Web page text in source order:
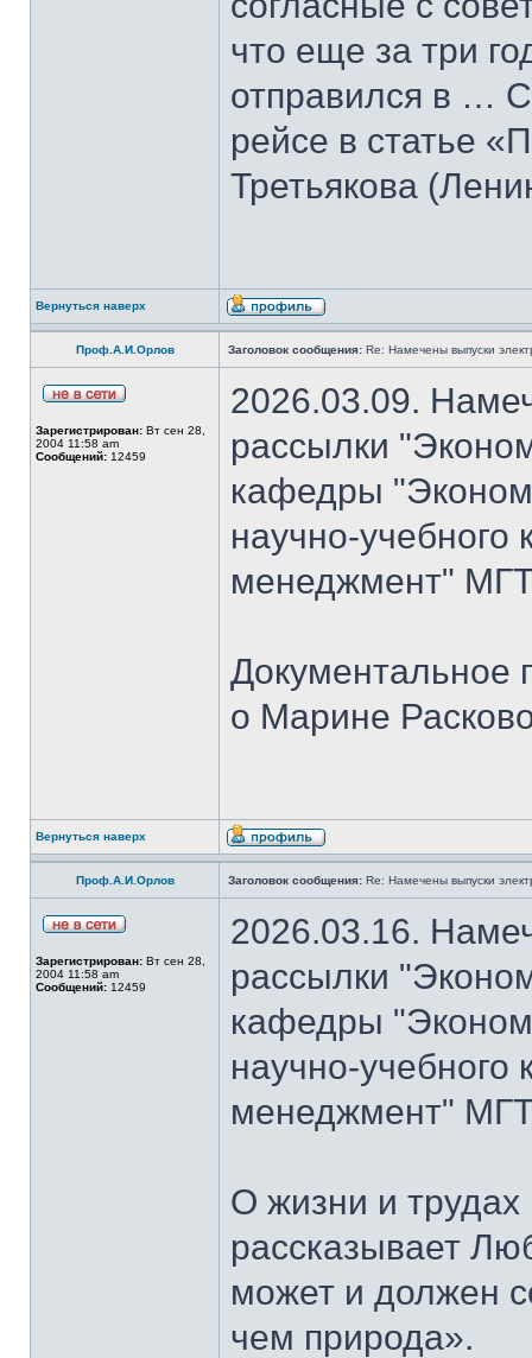
что еще за три
отправился в …
рейсе в статье
Третьякова
Вернуться наверх
Проф.А.И.Орлов Заголовок сообщения: Re: Намечены выпуски
Зарегистрирован: Вт сен 28,
2004 11:58 am
Сообщений: 12459
2026.03.09.
рассылки
кафедры
научно-
менеджмент"
Документальное
о Марине
Вернуться наверх
Проф.А.И.Орлов Заголовок сообщения: Re: Намечены выпуски
Зарегистрирован: Вт сен 28,
2004 11:58 am
Сообщений: 12459
2026.03.16.
рассылки
кафедры
научно-
менеджмент"
О жизни и
рассказывает
может и должен
чем природа».